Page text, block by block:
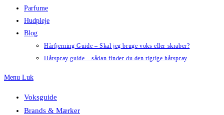
Parfume
Hudpleje
Blog
Hårfjerning Guide – Skal jeg bruge voks eller skraber?
Hårspray guide – sådan finder du den rigtige hårspray
Menu Luk
Voksguide
Brands & Mærker